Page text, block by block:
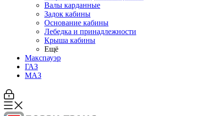
Валы карданные
Задок кабины
Основание кабины
Лебедка и принадлежности
Крыша кабины
Ещё
Макспауэр
ГАЗ
МАЗ